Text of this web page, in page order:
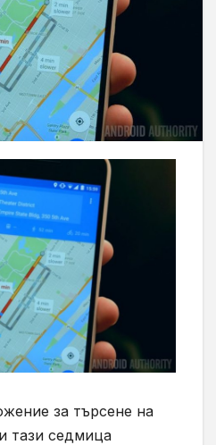
за търсене на
тази седмица